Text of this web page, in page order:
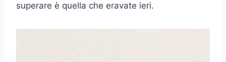
superare è quella che eravate ieri.